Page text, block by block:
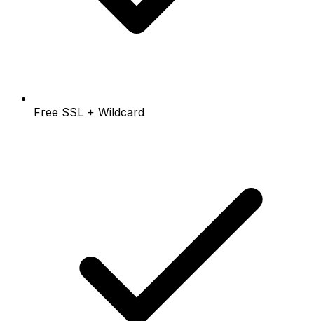
Free SSL + Wildcard